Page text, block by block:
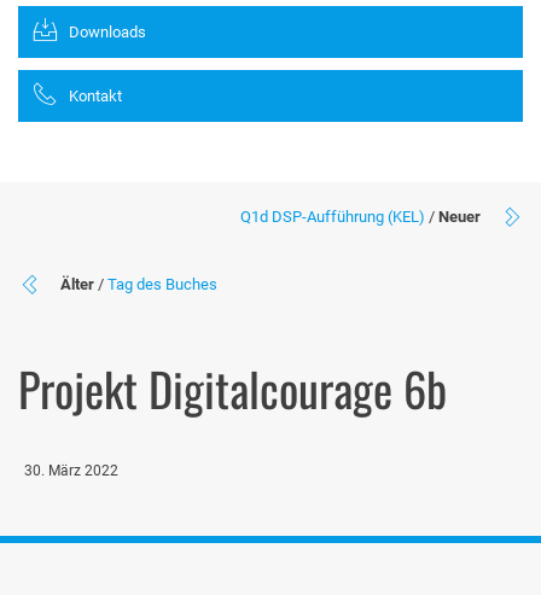
Downloads
Kontakt
Q1d DSP-Aufführung (KEL) / Neuer
Älter / Tag des Buches
Projekt Digitalcourage 6b
30. März 2022